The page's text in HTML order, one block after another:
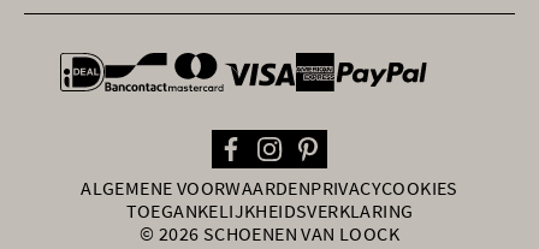
general.paymentOptions
ALGEMENE VOORWAARDENPRIVACYCOOKIES
TOEGANKELIJKHEIDSVERKLARING
© 2026 SCHOENEN VAN LOOCK